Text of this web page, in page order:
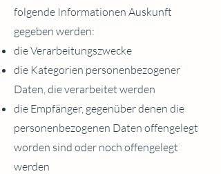
folgende Informationen Auskunft
gegeben werden:
die Verarbeitungszwecke
die Kategorien personenbezogener
Daten, die verarbeitet werden
die Empfänger, gegenüber denen die
personenbezogenen Daten offengelegt
worden sind oder noch offengelegt
werden